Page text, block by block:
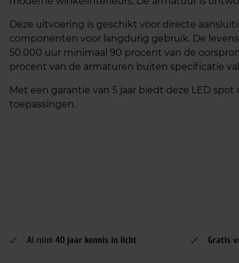
Deze uitvoering is geschikt voor directe
componenten voor langdurig gebruik. De
50.000 uur minimaal 90 procent van de
procent van de armaturen buiten specificatie
Met een garantie van 5 jaar biedt deze LED
toepassingen.
Al ruim 40 jaar kennis in licht Gratis